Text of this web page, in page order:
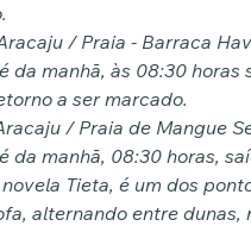
/ Praia - Barraca
da manhã, às 08:30 horas
a ser marcado.
/ Praia de Mangue
da manhã, 08:30 horas,
Tieta, é um dos
alternando entre dunas,